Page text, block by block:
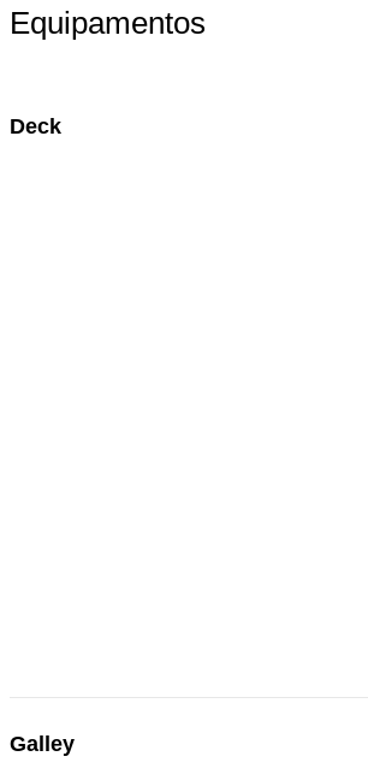
Equipamentos
Deck
Galley